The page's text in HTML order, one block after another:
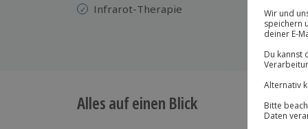
Infrarot-Therapie
Alles auf einen Blick